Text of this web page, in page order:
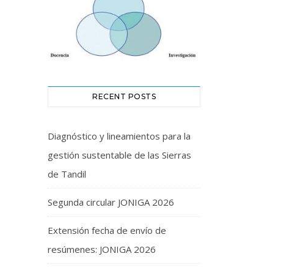
RECENT POSTS
Diagnóstico y lineamientos para la
gestión sustentable de las Sierras
de Tandil
Segunda circular JONIGA 2026
Extensión fecha de envío de
resúmenes: JONIGA 2026